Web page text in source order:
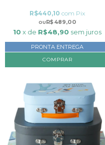
R$489,00
R$440,10 com Pix
10 x de R$48,90 sem juros
PRONTA ENTREGA
COMPRAR